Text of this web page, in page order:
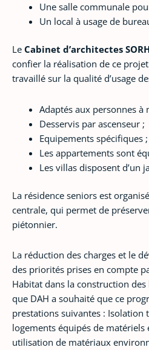
Une salle communale
Un local à usage de
Le Cabinet d’architectes
confier la réalisation de ce
travaillé sur la qualité d’usage
Adaptés aux personnes
Desservis par ascenseur ;
Equipements spécifiques ;
Les appartements sont
Les villas disposent d’un
La résidence seniors est
centrale, qui permet de
piétonnier.
La réduction des charges et le
des priorités prises en compte
Habitat dans la construction des
que DAH a souhaité que ce
prestations suivantes : Isolation
logements équipés de matériels
utilisation de matériaux